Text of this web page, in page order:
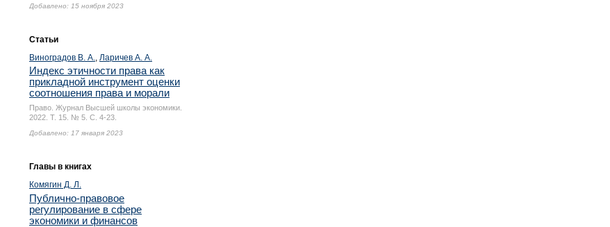
Добавлено: 15 ноября 2023
Статьи
Виноградов В. А.
Ларичев А. А.
Индекс этичности права как
прикладной инструмент оценки
соотношения права и морали
Право. Журнал Высшей школы экономики.
2022. Т. 15. № 5. С. 4-23.
Добавлено: 17 января 2023
Главы в книгах
Комягин Д. Л.
Публично-правовое
регулирование в сфере
экономики и финансов